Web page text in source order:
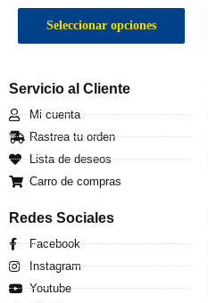
Seleccionar opciones
Servicio al Cliente
Mi cuenta
Rastrea tu orden
Lista de deseos
Carro de compras
Redes Sociales
Facebook
Instagram
Youtube